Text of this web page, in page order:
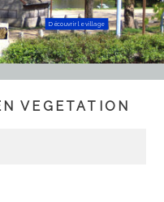
Découvrir le village
Effectuez vos démarches en ligne
VEGETATION